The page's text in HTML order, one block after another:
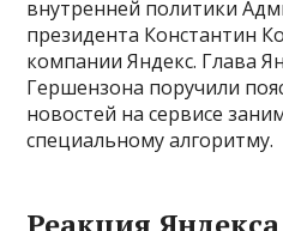
внутренней политики
президента Константин
компании Яндекс. Глава
Гершензона поручили
новостей на сервисе
специальному алгоритму.